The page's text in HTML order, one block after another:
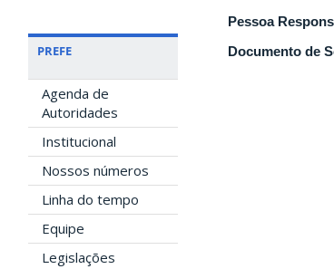
PREFE
Agenda de
Autoridades
Institucional
Nossos números
Linha do tempo
Equipe
Legislações
Pessoa
Documento de